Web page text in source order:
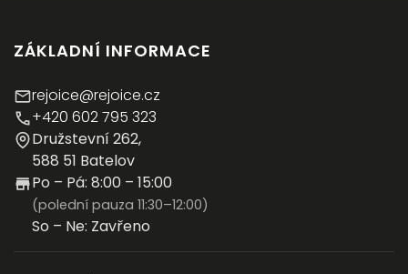
ZÁKLADNÍ INFORMACE
rejoice@rejoice.cz
+420 602 795 323
Družstevní 262,
588 51 Batelov
Po – Pá: 8:00 – 15:00
(polední pauza 11:30–12:00)
So – Ne: Zavřeno